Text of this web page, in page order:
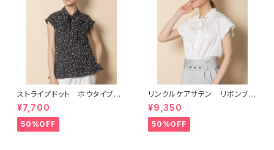
ストライプドット ボウタイブラ
ウス【5664109】
¥7,700
50%OFF
リンクルケアサテン リボンブラ
ウス【5664110】
¥9,350
50%OFF